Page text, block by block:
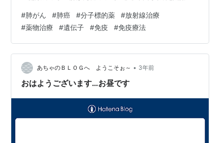
について、一宮西病院副院長 呼吸器内科部長 竹下正文
（たけしたまさふみ）先生に教えていただきます。 （小
高）ここのところ、肺がんの治療法を教えて頂いていま
す。 （つボイ）外科的療法、いわゆる手術では低侵襲の
胸腔鏡手術がメインになってきているということです。
（小高）そして放射線治療においても、ピ…
#肺がん #肺癌 #分子標的薬 #放射線治療
#薬物治療 #遺伝子 #免疫 #免疫療法
あちゃのＢＬＯＧへ ようこそぉ～ • 3年前
おはようございます…お昼です